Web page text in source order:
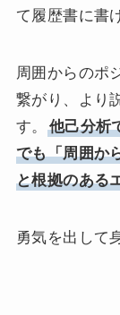
て履歴書に書
周囲からのポ
繋がり、より
す。
他己分析
でも「周囲か
と根拠のある
勇気を出して